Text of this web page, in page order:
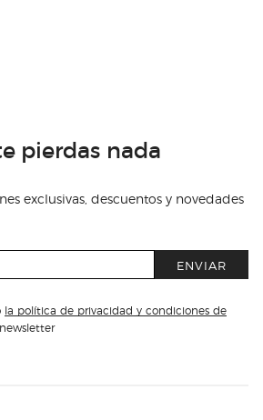
pierdas nada
exclusivas, descuentos y novedades
ENVIAR
la política de privacidad y condiciones de